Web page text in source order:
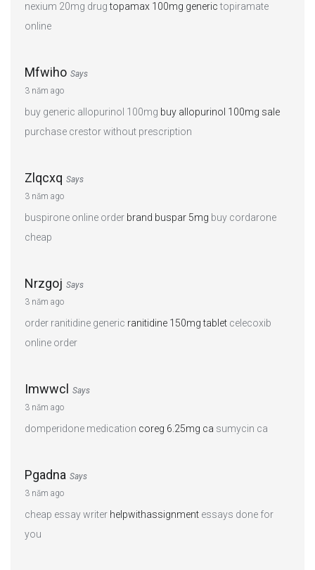
nexium 20mg drugtopamax 100mg generictopiramate
online
Mfwiho Says
3 năm ago
buy generic allopurinol 100mg buy allopurinol 100mg sale
purchase crestor without prescription
Zlqcxq Says
3 năm ago
buspirone online order brand buspar 5mg buy cordarone
cheap
Nrzgoj Says
3 năm ago
order ranitidine generic ranitidine 150mg tablet celecoxib
online order
Imwwcl
Says
3 năm ago
domperidone medication coreg 6.25mg ca sumycin ca
Pgadna Says
3 năm ago
cheap essay writer helpwithassignment essays done for
you